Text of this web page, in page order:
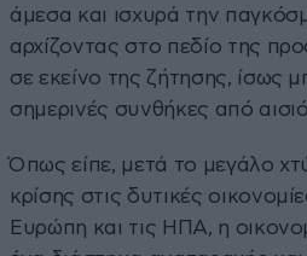
άμεσα και ισχυρά την
αρχίζοντας στο πεδίο της
σε εκείνο της ζήτησης, ίσως
σημερινές συνθήκες από
Όπως είπε, μετά το μεγάλο
κρίσης στις δυτικές
Ευρώπη και τις ΗΠΑ, η